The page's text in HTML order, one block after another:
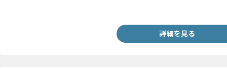
詳細を見る